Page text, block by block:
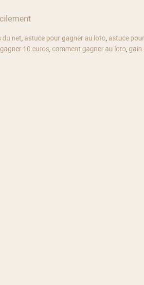
du net, astuce pour gagner au loto, astuce
10 euros, comment gagner au loto, gain